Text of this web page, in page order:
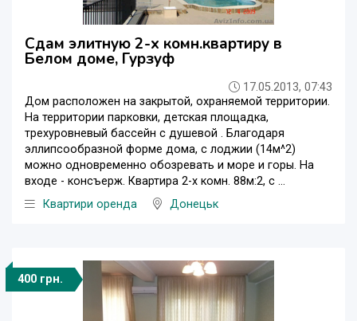
Сдам элитную 2-х комн.квартиру в
Белом доме, Гурзуф
17.05.2013, 07:43
Дом расположен на закрытой, охраняемой территории.
На территории парковки, детская площадка,
трехуровневый бассейн с душевой . Благодаря
эллипсообразной форме дома, с лоджии (14м^2)
можно одновременно обозревать и море и горы. На
входе - консъерж. Квартира 2-х комн. 88м:2, с ...
Квартири оренда
Донецьк
400 грн.